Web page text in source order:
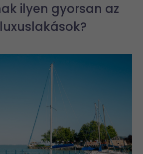
ilyen gyorsan az